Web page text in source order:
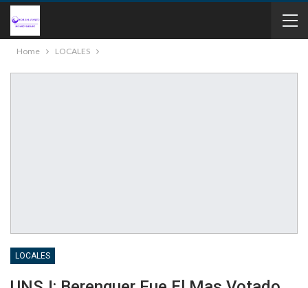
Home LOCALES
LOCALES